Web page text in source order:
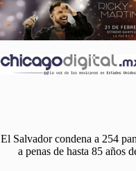
Saltar
al
contenido
El Salvador condena a 254
a penas de hasta 85 años